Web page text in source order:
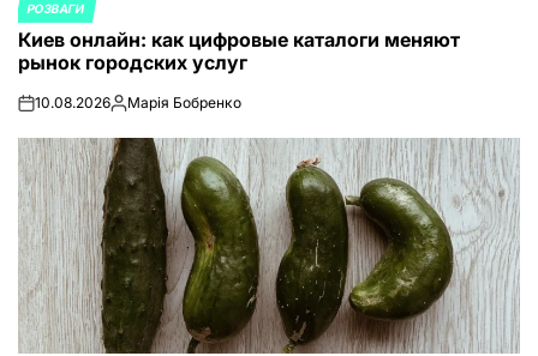
ОПУБЛИКОВАНО
В
РОЗВАГИ
Киев онлайн: как цифровые каталоги меняют
рынок городских услуг
on10.08.2026Запись
Марія Бобренко